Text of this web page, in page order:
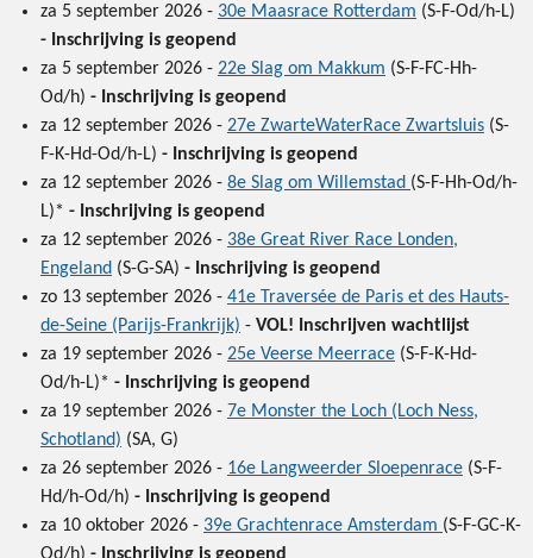
za 5 september 2026 - 30e Maasrace Rotterdam (S-F-Od/h-L)
- Inschrijving is geopend
za 5 september 2026 - 22e Slag om Makkum (S-F-FC-Hh-
Od/h) - Inschrijving is geopend
za 12 september 2026 - 27e ZwarteWaterRace Zwartsluis (S-
F-K-Hd-Od/h-L) - Inschrijving is geopend
za 12 september 2026 - 8e Slag om Willemstad (S-F-Hh-Od/h-
L)* - Inschrijving is geopend
za 12 september 2026 - 38e Great River Race Londen,
Engeland (S-G-SA) - Inschrijving is geopend
zo 13 september 2026 - 41e Traversée de Paris et des Hauts-
de-Seine (Parijs-Frankrijk) - VOL! Inschrijven wachtlijst
za 19 september 2026 - 25e Veerse Meerrace (S-F-K-Hd-
Od/h-L)* - Inschrijving is geopend
za 19 september 2026 - 7e Monster the Loch (Loch Ness,
Schotland) (SA, G)
za 26 september 2026 - 16e Langweerder Sloepenrace (S-F-
Hd/h-Od/h) - Inschrijving is geopend
za 10 oktober 2026 - 39e Grachtenrace Amsterdam (S-F-GC-K-
Od/h) - Inschrijving is geopend